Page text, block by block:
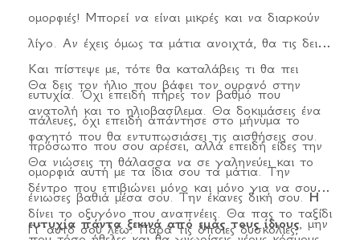
ομορφιές! Μπορεί να είναι μικρές και να διαρκούν
λίγο. Αν έχεις όμως τα μάτια ανοιχτά, θα τις δεις.
Και πίστεψε με, τότε θα καταλάβεις τι θα πει
ευτυχία. Όχι επειδή πήρες τον βαθμό που
πάλευες, όχι επειδή απάντησε στο μήνυμα το
πρόσωπο που σου αρέσει, αλλά επειδή είδες την
ομορφιά αυτή με τα ίδια σου τα μάτια. Την
ένιωσες βαθιά μέσα σου. Την έκανες δική σου.Η
ευτυχία πάντα ξεκινά από εμάς τους ίδιους, μην
Θα δεις τον ήλιο που βάφει τον ουρανό στην
ανατολή και το ηλιοβασίλεμα. Θα δοκιμάσεις ένα
φαγητό που θα εντυπωσιάσει τις αισθήσεις σου.
Θα νιώσεις τη θάλασσα να σε γαληνεύει και το
δέντρο που επιβιώνει μόνο και μόνο για να σου
δίνει το οξυγόνο που αναπνέεις. Θα πας το ταξίδι
Γι’ αυτό σου λέω. Παρά τις όποιες δυσκολίες,